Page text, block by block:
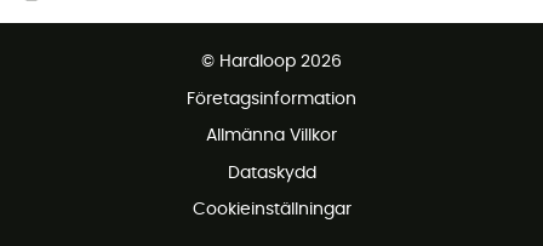
© Hardloop 2026
Företagsinformation
Allmänna Villkor
Dataskydd
Cookieinställningar